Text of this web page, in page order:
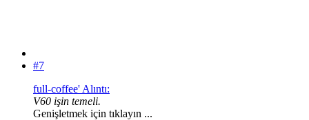
#7
full-coffee' Alıntı:
V60 işin temeli.
Genişletmek için tıklayın ...